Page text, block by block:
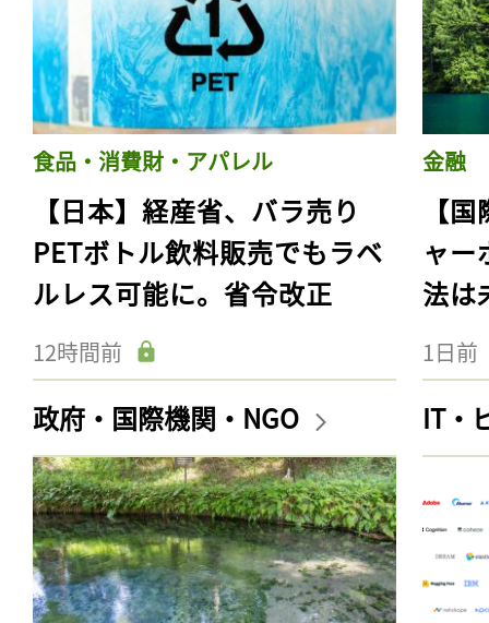
食品・消費財・アパレル
【日本】経産省、バラ売り
PETボトル飲料販売でもラベ
ルレス可能に。省令改正
12時間前
金融
【
ャー
法は
1日前
政府・国際機関・NGO IT・